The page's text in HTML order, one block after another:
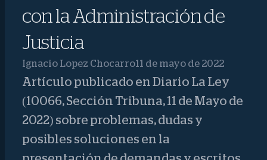
con la Administración de
Justicia
Ignacio Lopez Chocarro11 de mayo de 2022
Artículo publicado en Diario La Ley
(10066, Sección Tribuna, 11 de Mayo de
2022) sobre problemas, dudas y
posibles soluciones en la